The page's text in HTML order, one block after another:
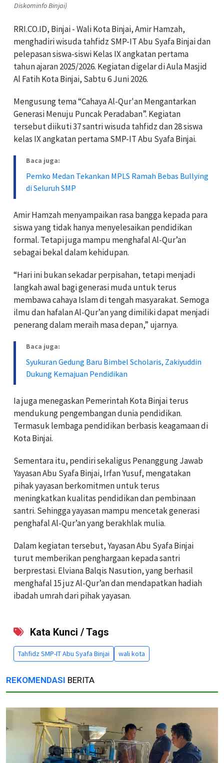
Diskominfo Binjai)
RRI.CO.ID, Binjai - Wali Kota Binjai, Amir Hamzah,
menghadiri wisuda tahfidz SMP-IT Abu Syafa Binjai dan
pelepasan siswa-siswi Kelas IX angkatan pertama
tahun ajaran 2025/2026. Kegiatan digelar di Aula Masjid
Al Fatih Kota Binjai, Sabtu 6 Juni 2026.
Mengusung tema “Cahaya Al-Qur'an Mengantarkan
Generasi Menuju Puncak Peradaban”. Kegiatan
tersebut diikuti 37 santri wisuda tahfidz dan 28 siswa
kelas IX angkatan pertama SMP-IT Abu Syafa Binjai.
Baca juga:
Pemko Medan Tekankan MPLS Ramah Bebas Bullying
di Seluruh SMP
Amir Hamzah menyampaikan rasa bangga kepada para
siswa yang tidak hanya menyelesaikan pendidikan
formal. Tetapi juga mampu menghafal Al-Qur’an
sebagai bekal dalam kehidupan.
“Hari ini bukan sekadar perpisahan, tetapi menjadi
langkah awal bagi generasi muda untuk terus
membawa cahaya Islam di tengah masyarakat. Semoga
ilmu dan hafalan Al-Qur’an yang dimiliki dapat menjadi
penerang dalam meraih masa depan,” ujarnya.
Baca juga:
Syukuran Gedung Baru Bimbel Scholaris, Zakiyuddin
Dukung Kemajuan Pendidikan
Ia juga menegaskan Pemerintah Kota Binjai terus
mendukung pengembangan dunia pendidikan.
Termasuk lembaga pendidikan berbasis keagamaan di
Kota Binjai.
Sementara itu, pendiri sekaligus Penanggung Jawab
Yayasan Abu Syafa Binjai, Irfan Yusuf, mengatakan
pihak yayasan berkomitmen untuk terus
meningkatkan kualitas pendidikan dan pembinaan
santri. Sehingga yayasan mampu mencetak generasi
penghafal Al-Qur’an yang berakhlak mulia.
Dalam kegiatan tersebut, Yayasan Abu Syafa Binjai
turut memberikan penghargaan kepada santri
berprestasi. Elviana Balqis Nasution, yang berhasil
menghafal 15 juz Al-Qur’an dan mendapatkan hadiah
ibadah umrah dari pihak yayasan.
Kata Kunci / Tags
Tahfidz SMP-IT Abu Syafa Binjai wali kota
REKOMENDASI BERITA